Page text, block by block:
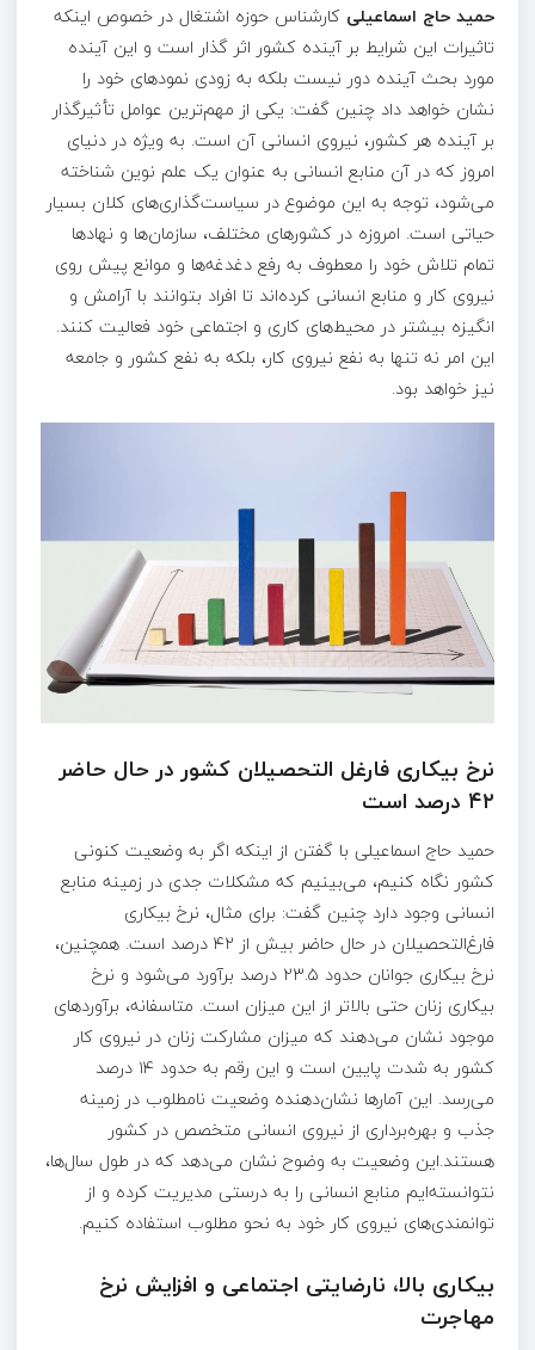
حمید حاج اسماعیلی کارشناس حوزه اشتغال در خصوص اینکه
تاثیرات این شرایط بر آینده کشور اثر گذار است و این آینده
مورد بحث آینده دور نیست بلکه به زودی نمودهای خود را
نشان خواهد داد چنین گفت: یکی از مهم‌ترین عوامل تأثیرگذار
بر آینده هر کشور، نیروی انسانی آن است. به ویژه در دنیای
امروز که در آن منابع انسانی به عنوان یک علم نوین شناخته
می‌شود، توجه به این موضوع در سیاست‌گذاری‌های کلان بسیار
حیاتی است. امروزه در کشورهای مختلف، سازمان‌ها و نهادها
تمام تلاش خود را معطوف به رفع دغدغه‌ها و موانع پیش روی
نیروی کار و منابع انسانی کرده‌اند تا افراد بتوانند با آرامش و
انگیزه بیشتر در محیط‌های کاری و اجتماعی خود فعالیت کنند.
این امر نه تنها به نفع نیروی کار، بلکه به نفع کشور و جامعه
نیز خواهد بود.
نرخ بیکاری فارغل التحصیلان کشور در حال حاضر
۴۲ درصد است
حمید حاج اسماعیلی با گفتن از اینکه اگر به وضعیت کنونی
کشور نگاه کنیم، می‌بینیم که مشکلات جدی در زمینه منابع
انسانی وجود دارد چنین گفت: برای مثال، نرخ بیکاری
فارغ‌التحصیلان در حال حاضر بیش از ۴۲ درصد است. همچنین،
نرخ بیکاری جوانان حدود ۲۳.۵ درصد برآورد می‌شود و نرخ
بیکاری زنان حتی بالاتر از این میزان است. متاسفانه، برآوردهای
موجود نشان می‌دهند که میزان مشارکت زنان در نیروی کار
کشور به شدت پایین است و این رقم به حدود ۱۴ درصد
می‌رسد. این آمارها نشان‌دهنده وضعیت نامطلوب در زمینه
جذب و بهره‌برداری از نیروی انسانی متخصص در کشور
هستند.این وضعیت به وضوح نشان می‌دهد که در طول سال‌ها،
نتوانسته‌ایم منابع انسانی را به درستی مدیریت کرده و از
توانمندی‌های نیروی کار خود به نحو مطلوب استفاده کنیم.
بیکاری بالا، نارضایتی اجتماعی و افزایش نرخ
مهاجرت